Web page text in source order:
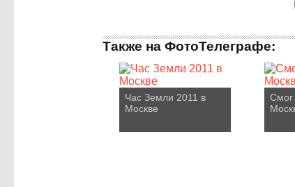
Также на ФотоТелеграфе:
Час Земли 2011 в
Москве
Смог